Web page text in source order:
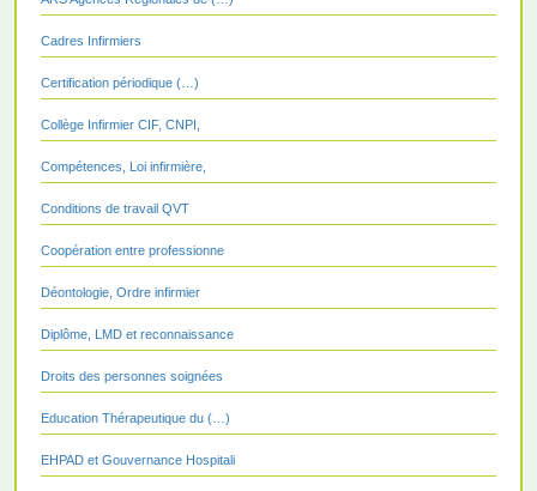
Cadres Infirmiers
Certification périodique (…)
Collège Infirmier CIF, CNPI,
Compétences, Loi infirmière,
Conditions de travail QVT
Coopération entre professionne
Déontologie, Ordre infirmier
Diplôme, LMD et reconnaissance
Droits des personnes soignées
Education Thérapeutique du (…)
EHPAD et Gouvernance Hospitali